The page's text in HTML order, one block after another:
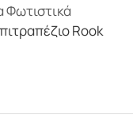
Φωτιστικά
Rook